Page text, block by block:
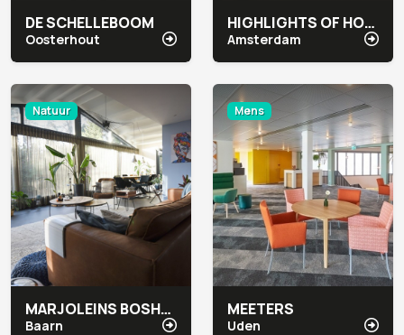
DE SCHELLEBOOM
Oosterhout
HIGHLIGHTS OF HOLLAND
Amsterdam
Natuur
MARJOLEINS BOSHUIS
Baarn
Mens
MEETERS
Uden